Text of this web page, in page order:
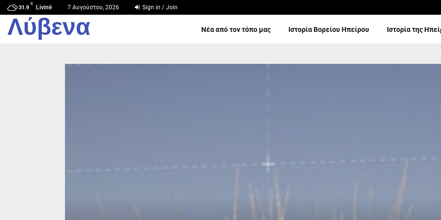
31.9
C
Livinë 7 Αυγούστου, 2026 Sign in / Join
Λύβενα Νέα από τον τόπο μας Ιστορία Βορείου Ηπείρου Ιστορία της